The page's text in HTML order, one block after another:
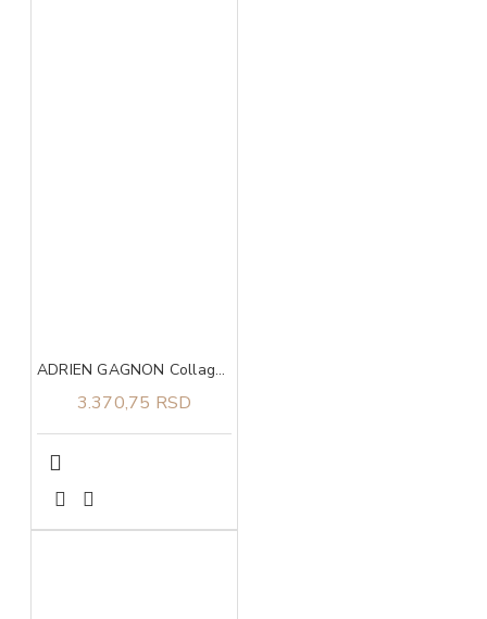
ADRIEN GAGNON Collagen triple action caps 90
3.370,75 RSD